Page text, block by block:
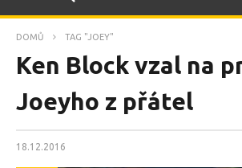
DOMŮ TAG "JOEY"
Ken Block vzal na
Joeyho z přátel
18.12.2016